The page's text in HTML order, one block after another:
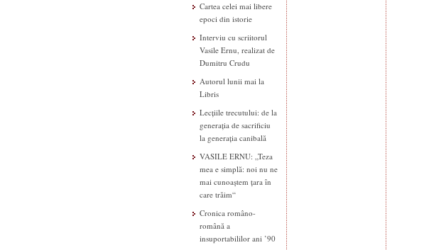
Cartea celei mai libere
epoci din istorie
Interviu cu scriitorul
Vasile Ernu, realizat de
Dumitru Crudu
Autorul lunii mai la
Libris
Lecțiile trecutului: de la
generația de sacrificiu
la generația canibală
VASILE ERNU: „Teza
mea e simplă: noi nu ne
mai cunoaștem țara în
care trăim“
Cronica româno-
română a
insuportabililor ani ’90